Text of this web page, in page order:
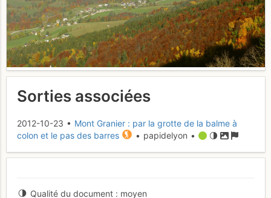
Sorties associées
2012-10-23 • Mont Granier : par la grotte de la balme à
colon et le pas des barres
• papidelyon •
Qualité du document moyen